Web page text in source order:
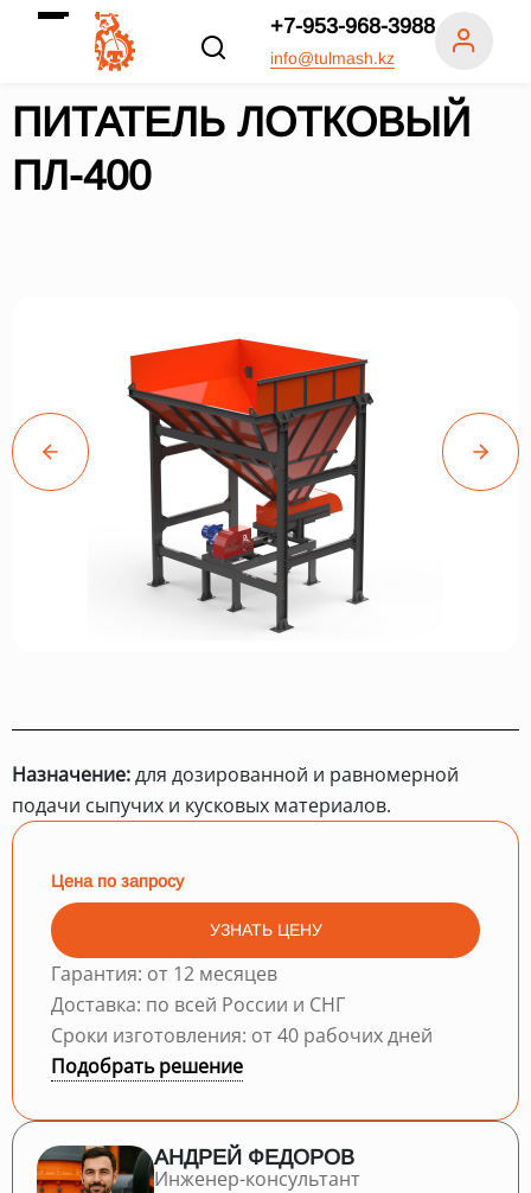
+7-953-968-3988
info@tulmash.kz
ПИТАТЕЛЬ ЛОТКОВЫЙ
ПЛ-400
Назначение:для дозированной и равномерной
подачи сыпучих и кусковых материалов.
Цена по запросу
УЗНАТЬ ЦЕНУ
Гарантия: от 12 месяцев
Доставка: по всей России и СНГ
Сроки изготовления: от 40 рабочих дней
Подобрать решение
АНДРЕЙ ФЕДОРОВ
Инженер-консультант